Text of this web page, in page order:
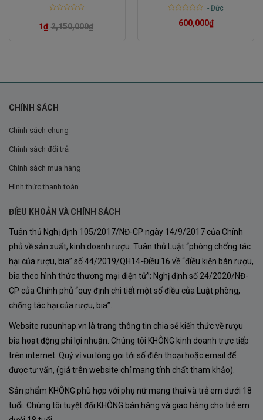
Hương Vị Tinh Tế Của Rượu Vang Palazzo L’Eterno
Editionsở hữu sắc đỏ ruby đậm, mang đến đánh giá
cao về độ quyến rũ và sang trọng.
Hương thơm:Hài hòa giữatrái cây đỏ chín mọng
như mận đen, anh đào, việt quất và những nốt gia vị
đậm đà.
trình ủ lâu trong thùng gỗ sôi. Sự kết hợp hoàn hảo
giữa vị trái cây tươi mới và gỗ sôi ấm áp tạo nên hậu
vị kéo dài, đáng nhớ.
Thưởng Thức Rượu Vang Palazzo L’Eterno Limited
0
out
2,150,000₫
1₫
Rated
-Đức
600,000₫
CHÍNH SÁCH
Chính sách chung
Chính sách đổi trả
Chính sách mua hàng
Hình thức thanh toán
ĐIỀU KHOẢN VÀ CHÍNH SÁCH
Tuân thủ Nghị định 105/2017/NĐ-CP ngày 14/9/2017 của Chính
phủ về sản xuất, kinh doanh rượu. Tuân thủ Luật “phòng chống tác
hại của rượu, bia” số 44/2019/QH14-Điều 16 về “điều kiện bán rượu,
bia theo hình thức thương mại điện tử”; Nghị định số 24/2020/NĐ-
CP của Chính phủ “quy định chi tiết một số điều của Luật phòng,
chống tác hại của rượu, bia”.
Website ruounhap.vn là trang thông tin chia sẻ kiến thức về rượu
bia hoạt động phi lợi nhuận. Chúng tôi KHÔNG kinh doanh trực tiếp
trên internet. Quý vị vui lòng gọi tới số điện thoại hoặc email để
được tư vấn, (giá trên website chỉ mang tính chất tham khảo).
Sản phẩm KHÔNG phù hợp với phụ nữ mang thai và trẻ em dưới 18
tuổi. Chúng tôi tuyệt đối KHÔNG bán hàng và giao hàng cho trẻ em